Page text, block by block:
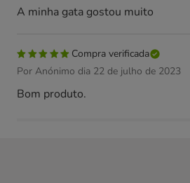
A minha gata gostou muito
Compra verificada
Por Anónimo dia 22 de julho de 2023
Bom produto.